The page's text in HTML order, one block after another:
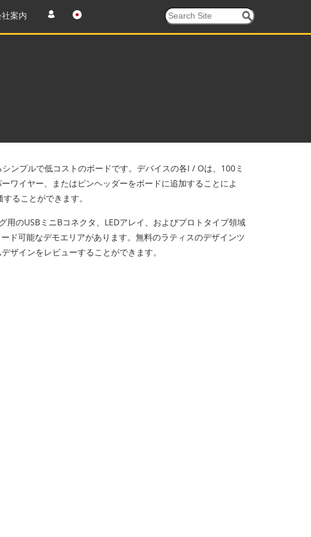
案内
ンプルで低コストのボードです。デバイスの各I / Oは、100ミ
ワイヤー、またはピンヘッダーをボードに追加することによ
ることができます。
のUSBミニBコネクタ、LEDアレイ、およびプロトタイプ領域
ド可能なデモエリアがあります。無料のラティスのデザインツ
ザインをレビューすることができます。